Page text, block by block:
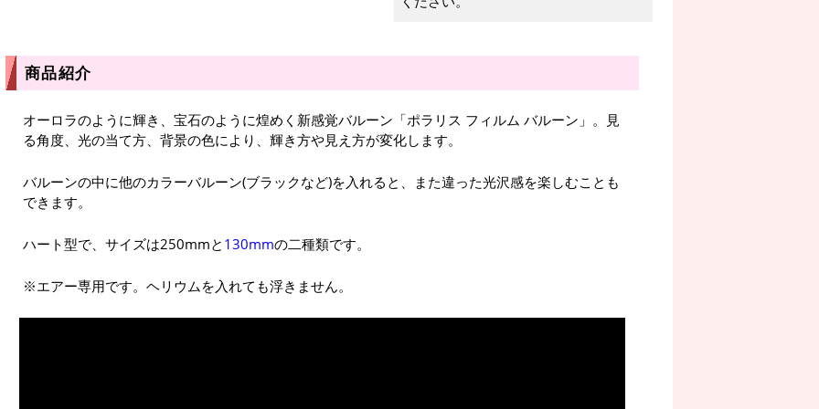
商品紹介
オーロラのように輝き、宝石のように煌めく新感覚バルーン「ポラリス フィルム バルーン」。見
る角度、光の当て方、背景の色により、輝き方や見え方が変化します。
バルーンの中に他のカラーバルーン(ブラックなど)を入れると、また違った光沢感を楽しむことも
できます。
ハート型で、サイズは250mmと 130mmの二種類です。
※エアー専用です。ヘリウムを入れても浮きません。